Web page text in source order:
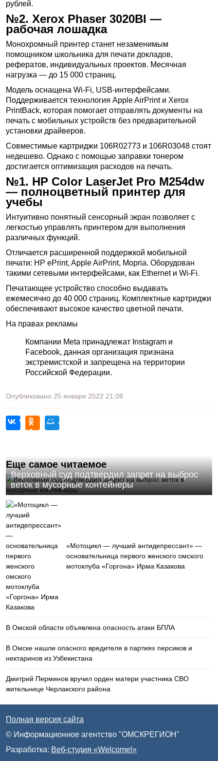
рублей.
№2. Xerox Phaser 3020BI —
рабочая лошадка
Монохромный принтер станет незаменимым
помощником школьника для печати докладов,
рефератов, индивидуальных проектов. Месячная
нагрузка — до 15 000 страниц.
Модель оснащена Wi-Fi, USB-интерфейсами.
Поддерживается технология Apple AirPrint и Xerox
PrintBack, которая помогает отправлять документы на
печать с мобильных устройств без предварительной
установки драйверов.
Совместимые картриджи 106R02773 и 106R03048 стоят
недешево. Однако с помощью заправки тонером
достигается оптимизация расходов на печать.
№1. HP Color LaserJet Pro M254dw
— полноцветный принтер для
учебы
Интуитивно понятный сенсорный экран позволяет с
легкостью управлять принтером для выполнения
различных функций.
Отличается расширенной поддержкой мобильной
печати: HP ePrint, Apple AirPrint, Mopria. Оборудован
такими сетевыми интерфейсами, как Ethernet и Wi-Fi.
Печатающее устройство способно выдавать
ежемесячно до 40 000 страниц. Комплектные картриджи
обеспечивают высокое качество цветной печати.
На правах рекламы
Компании Meta принадлежат Instagram и
Facebook, данная организация признана
экстремистской и запрещена на территории
Российской Федерации.
Опубликовано 25 января 2022 21:08
Еще самое читаемое
Верховный суд подтвердил запрет на выброс
веток в мусорные контейнеры
«Мотоцикл — лучший антидепрессант» —
основательница первого женского омского
мотоклуба «Горгона» Ирма Казакова
В Омской области объявлена опасность атаки БПЛА
В Омске нашли опасного вредителя в партиях персиков и
нектаринов из Узбекистана
Дмитрий Перминов вручил орден матери участника СВО
жительнице Черлакского района
Полная версия сайта
© Информационное агентство "ОМСКРЕГИОН"
Разработка: Веб-студия «Welcome!»